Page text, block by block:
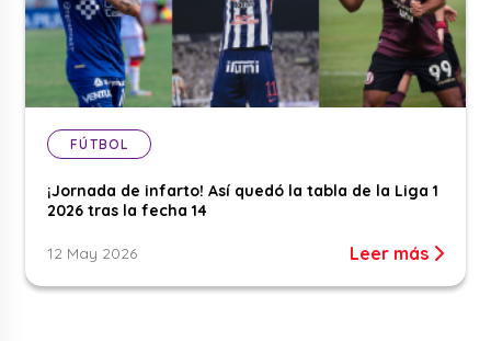
FÚTBOL
¡Jornada de infarto! Así quedó la tabla de la Liga 1
2026 tras la fecha 14
12 May 2026 Leer más